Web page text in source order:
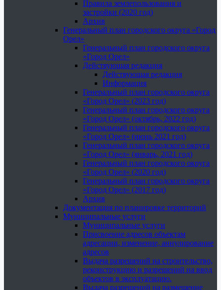
Правила землепользования и
застройки (2020 год)
Архив
Генеральный план городского округа «Город
Орел»
Генеральный план городского округа
«Город Орел»
Действующая редакция
Действующая редакция
Информация
Генеральный план городского округа
«Город Орел» (2023 год)
Генеральный план городского округа
«Город Орел» (октябрь, 2022 год)
Генеральный план городского округа
«Город Орел» (июнь 2021 год)
Генеральный план городского округа
«Город Орел» (январь, 2021 год)
Генеральный план городского округа
«Город Орел» (2020 год)
Генеральный план городского округа
«Город Орел» (2017 год)
Архив
Документация по планировке территорий
Муниципальные услуги
Муниципальные услуги
Присвоение адресов объектам
адресации, изменение, аннулирование
адресов
Выдача разрешений на строительство,
реконструкцию и разрешений на ввод
объектов в эксплуатацию.
Выдача разрешений на размещение